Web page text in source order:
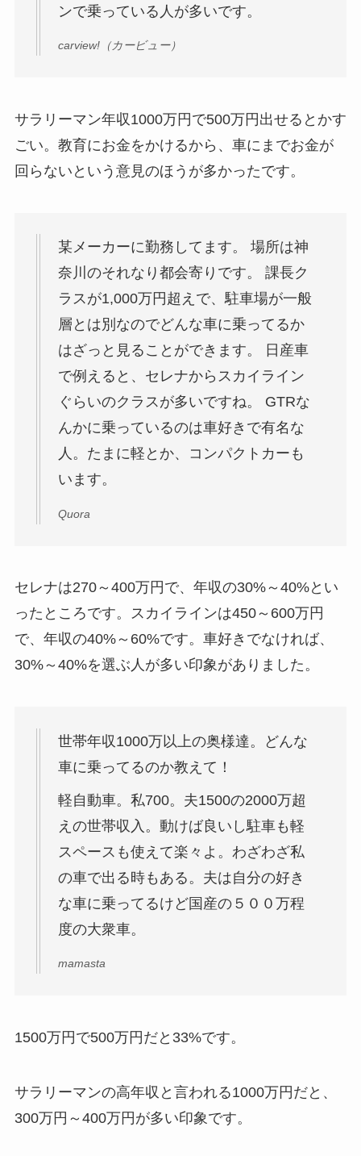
ンで乗っている人が多いです。
carview!（カービュー）
サラリーマン年収1000万円で500万円出せるとかす
ごい。教育にお金をかけるから、車にまでお金が
回らないという意見のほうが多かったです。
某メーカーに勤務してます。 場所は神
奈川のそれなり都会寄りです。 課長ク
ラスが1,000万円超えで、駐車場が一般
層とは別なのでどんな車に乗ってるか
はざっと見ることができます。 日産車
で例えると、セレナからスカイライン
ぐらいのクラスが多いですね。 GTRな
んかに乗っているのは車好きで有名な
人。たまに軽とか、コンパクトカーも
います。
Quora
セレナは270～400万円で、年収の30%～40%とい
ったところです。スカイラインは450～600万円
で、年収の40%～60%です。車好きでなければ、
30%～40%を選ぶ人が多い印象がありました。
世帯年収1000万以上の奥様達。どんな
車に乗ってるのか教えて！
軽自動車。私700。夫1500の2000万超
えの世帯収入。動けば良いし駐車も軽
スペースも使えて楽々よ。わざわざ私
の車で出る時もある。夫は自分の好き
な車に乗ってるけど国産の５００万程
度の大衆車。
mamasta
1500万円で500万円だと33%です。
サラリーマンの高年収と言われる1000万円だと、
300万円～400万円が多い印象 です。